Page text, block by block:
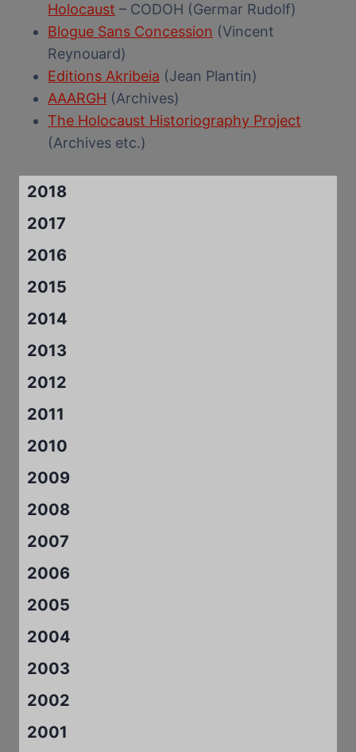
Holocaust – CODOH (Germar Rudolf)
Blogue Sans Concession (Vincent
Reynouard)
Editions Akribeia (Jean Plantin)
AAARGH (Archives)
The Holocaust Historiography Project
(Archives etc.)
2018
2017
2016
2015
2014
2013
2012
2011
2010
2009
2008
2007
2006
2005
2004
2003
2002
2001